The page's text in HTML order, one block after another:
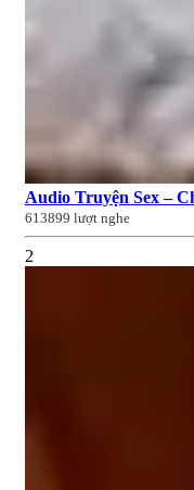
Audio Truyện Sex –
613899 lượt nghe
2